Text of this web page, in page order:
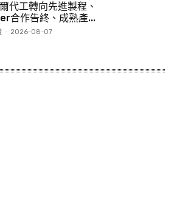
代工轉向先進製程、
合作告終、成熟產...
- 2026-08-07